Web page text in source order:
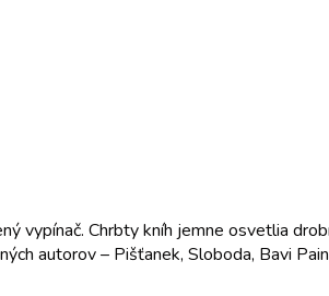
vypínač. Chrbty kníh jemne osvetlia
autorov – Pišťanek, Sloboda, Bavi